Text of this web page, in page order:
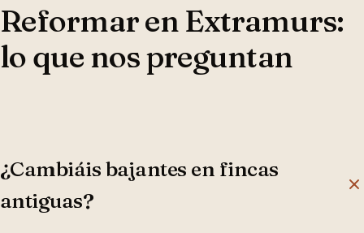
Reformar enExtramurs:
lo que nos preguntan
¿Cambiáis bajantes en fincas
antiguas?